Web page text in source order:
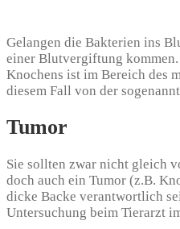
Gelangen die Bakterien ins
einer Blutvergiftung
Knochens ist im Bereich des
diesem Fall von der
Tumor
Sie sollten zwar nicht gleich
doch auch ein Tumor (z.B.
dicke Backe verantwortlich
Untersuchung beim Tierarzt